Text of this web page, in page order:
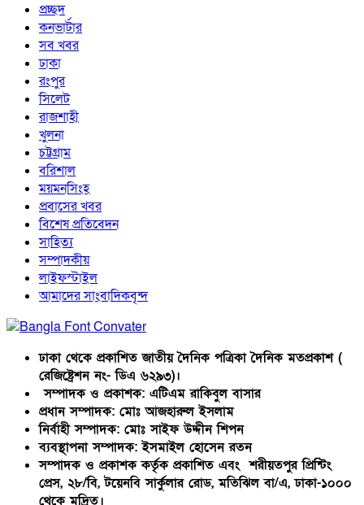
প্রচ্ছদ
কনভার্টার
সব খবর
ঢাকা
রংপুর
সিলেট
রাজশাহী
খুলনা
চট্টগ্রাম
বরিশাল
ময়মনসিংহ
প্রবাসের খবর
বিশেষ প্রতিবেদন
সাহিত্য
সম্পাদকীয়
লাইফস্টাইল
আমাদের সাংবাদিকবৃন্দ
ঢাকা থেকে প্রকাশিত জাতীয় দৈনিক পত্রিকা দৈনিক মতপ্রকাশ (
রেজিষ্ট্রেশন নং- ডিএ ৬২৯৩)।
সম্পাদক ও প্রকাশক: এটিএম রাকিবুল বাসার
প্রধান সম্পাদক: মোঃ আজহারুল ইসলাম
নির্বাহী সম্পাদক: মোঃ সাইফ উদ্দীন শিপন
ব্যবস্থাপনা সম্পাদক: ইসমাইল হোসেন রতন
সম্পাদক ও প্রকাশক কর্তৃক প্রকাশিত এবং শরীয়তপুর প্রিন্টিং
প্রেস, ২৮/বি, টয়েনবি সার্কুলার রোড, মতিঝিল বা/এ, ঢাকা-১০০০
থেকে মুদ্রিত।